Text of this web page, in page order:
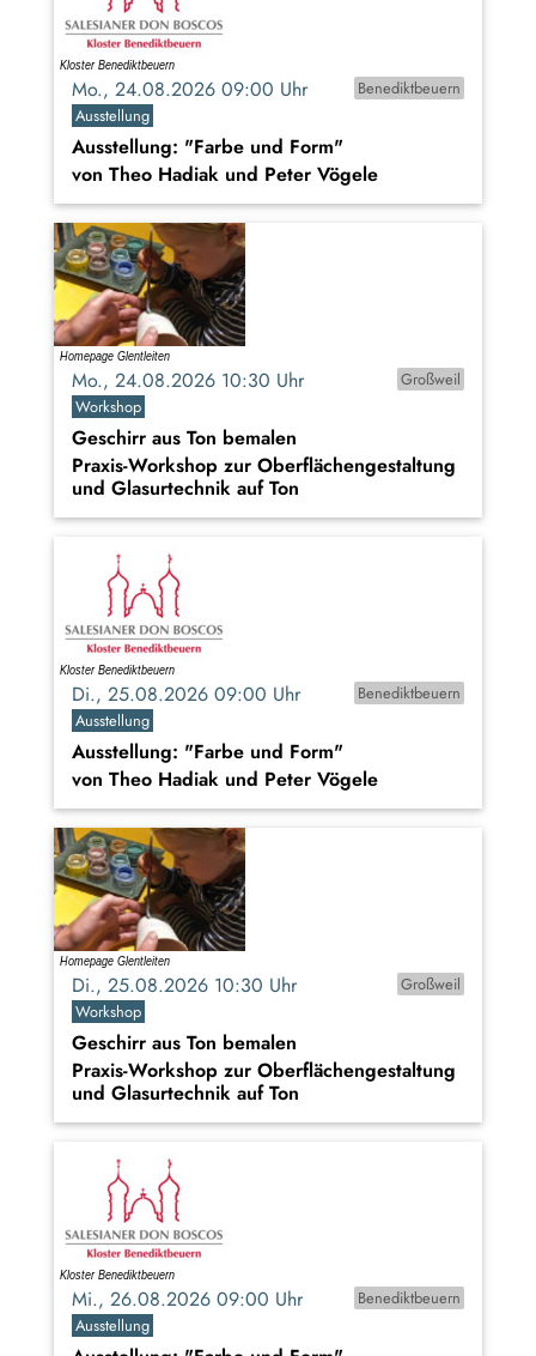
Mo., 24.08.2026 09:00 Uhr
Benediktbeuern
Ausstellung
Ausstellung: "Farbe und Form"
von Theo Hadiak und Peter Vögele
Mo., 24.08.2026 10:30 Uhr
Großweil
Workshop
Geschirr aus Ton bemalen
Praxis-Workshop zur Oberflächengestaltung
und Glasurtechnik auf Ton
Di., 25.08.2026 09:00 Uhr
Benediktbeuern
Ausstellung
Ausstellung: "Farbe und Form"
von Theo Hadiak und Peter Vögele
Di., 25.08.2026 10:30 Uhr
Großweil
Workshop
Geschirr aus Ton bemalen
Praxis-Workshop zur Oberflächengestaltung
und Glasurtechnik auf Ton
Mi., 26.08.2026 09:00 Uhr
Benediktbeuern
Ausstellung